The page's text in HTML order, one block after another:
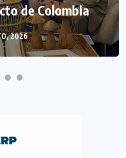
de Colombia
2026